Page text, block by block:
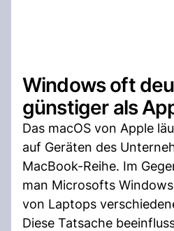
Windows oft
günstiger als
Das macOS von Apple
auf Geräten des
MacBook-Reihe. Im
man Microsofts
von Laptops
Diese Tatsache